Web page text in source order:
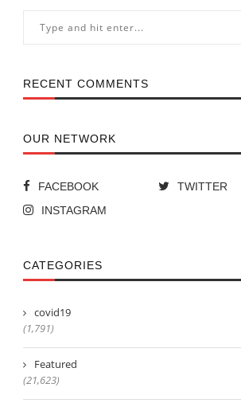
RECENT COMMENTS
OUR NETWORK
FACEBOOK
TWITTER
INSTAGRAM
CATEGORIES
covid19
(1,791)
Featured
(21,623)